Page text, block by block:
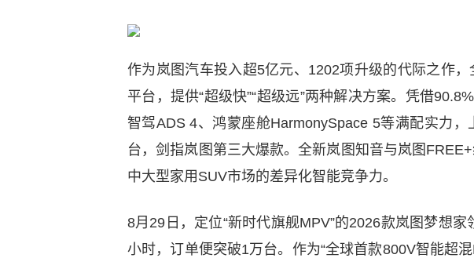
作为岚图汽车投入超5亿元、1202项升级的代际之作
平台，提供“超级快”“超级远”两种解决方案。凭借
智驾ADS 4、鸿蒙座舱HarmonySpace 5等满配实力
台，剑指岚图第三大爆款。全新岚图知音与岚图
中大型家用SUV市场的差异化智能竞争力。
8月29日，定位“新时代旗舰MPV”的2026款岚图梦想
小时，订单便突破1万台。作为“全球首款800V智能超